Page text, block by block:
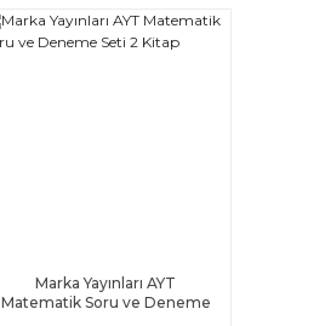
Marka Yayınları AYT
Matematik Soru ve Deneme